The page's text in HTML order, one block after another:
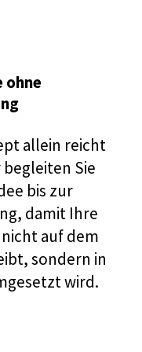
ohne
allein reicht
Sie
bis zur
damit Ihre
auf dem
sondern in
wird.